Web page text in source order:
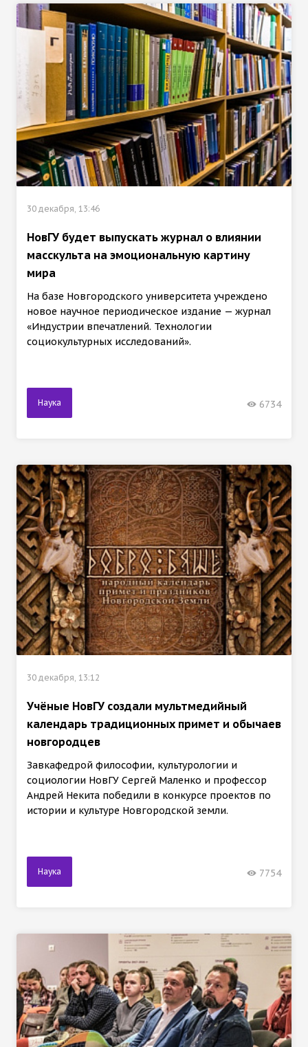
30 декабря, 13:46
НовГУ будет выпускать журнал о влиянии
масскульта на эмоциональную картину
мира
На базе Новгородского университета учреждено
новое научное периодическое издание — журнал
«Индустрии впечатлений. Технологии
социокультурных исследований».
Наука 6734
30 декабря, 13:12
Учёные НовГУ создали мультмедийный
календарь традиционных примет и обычаев
новгородцев
Завкафедрой философии, культурологии и
социологии НовГУ Сергей Маленко и профессор
Андрей Некита победили в конкурсе проектов по
истории и культуре Новгородской земли.
Наука 7754